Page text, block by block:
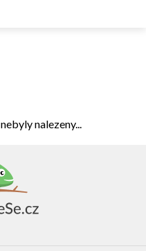
nebyly nalezeny...